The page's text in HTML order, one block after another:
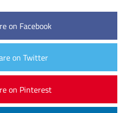
on Facebook
on Twitter
on Pinterest